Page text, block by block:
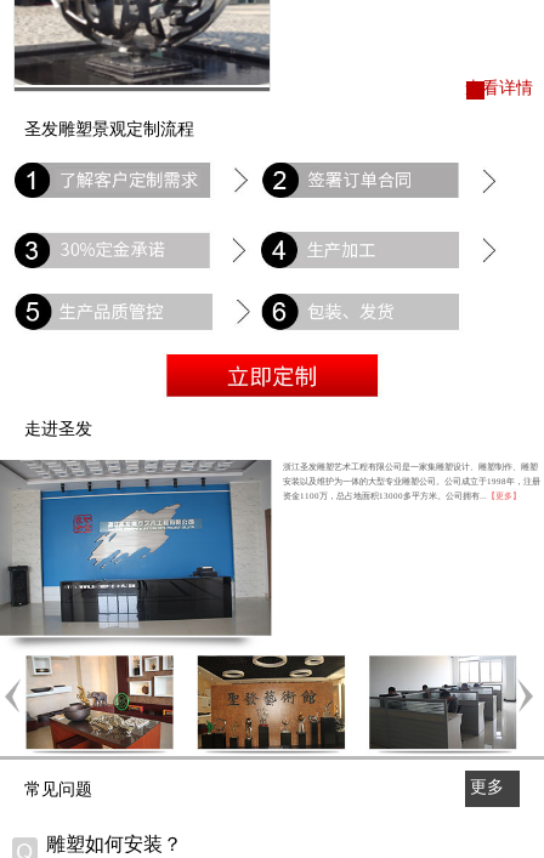
查看详情
圣发雕塑景观定制流程
走进圣发
浙江圣发雕塑艺术工程有限公司是一家集雕塑设计、雕塑制作、雕塑
安装以及维护为一体的大型专业雕塑公司。公司成立于1998年，注册
资金1100万，总占地面积13000多平方米。公司拥有...
【更多】
常见问题
更多
雕塑如何安装？